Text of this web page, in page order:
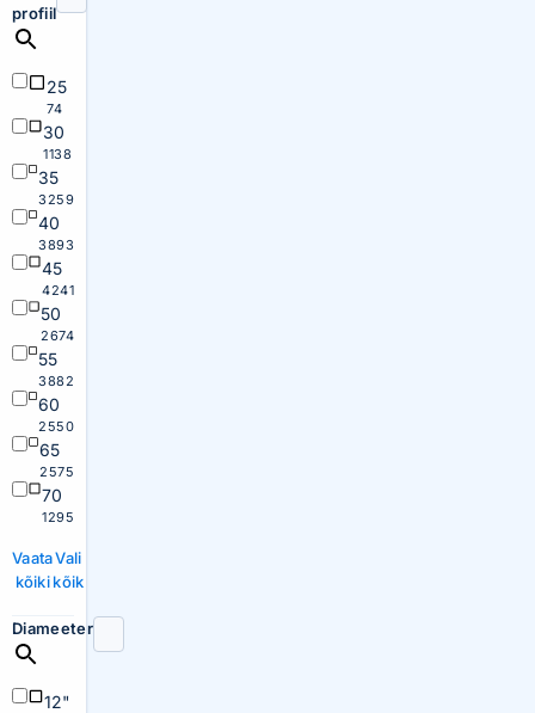
profiil
25
74
30
1138
35
3259
40
3893
45
4241
50
2674
55
3882
60
2550
65
2575
70
1295
Vaata
kõiki
Vali
kõik
Diameeter
12"